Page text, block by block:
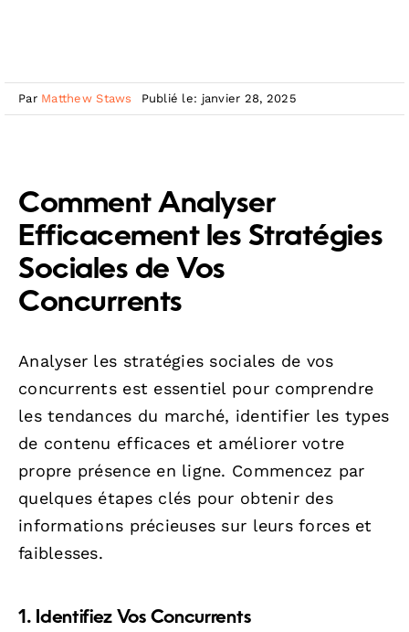
Par Matthew Staws Publié le: janvier 28, 2025
Comment Analyser
Efficacement les Stratégies
Sociales de Vos
Concurrents
Analyser les stratégies sociales de vos
concurrents est essentiel pour comprendre
les tendances du marché, identifier les types
de contenu efficaces et améliorer votre
propre présence en ligne. Commencez par
quelques étapes clés pour obtenir des
informations précieuses sur leurs forces et
faiblesses.
1. Identifiez Vos Concurrents